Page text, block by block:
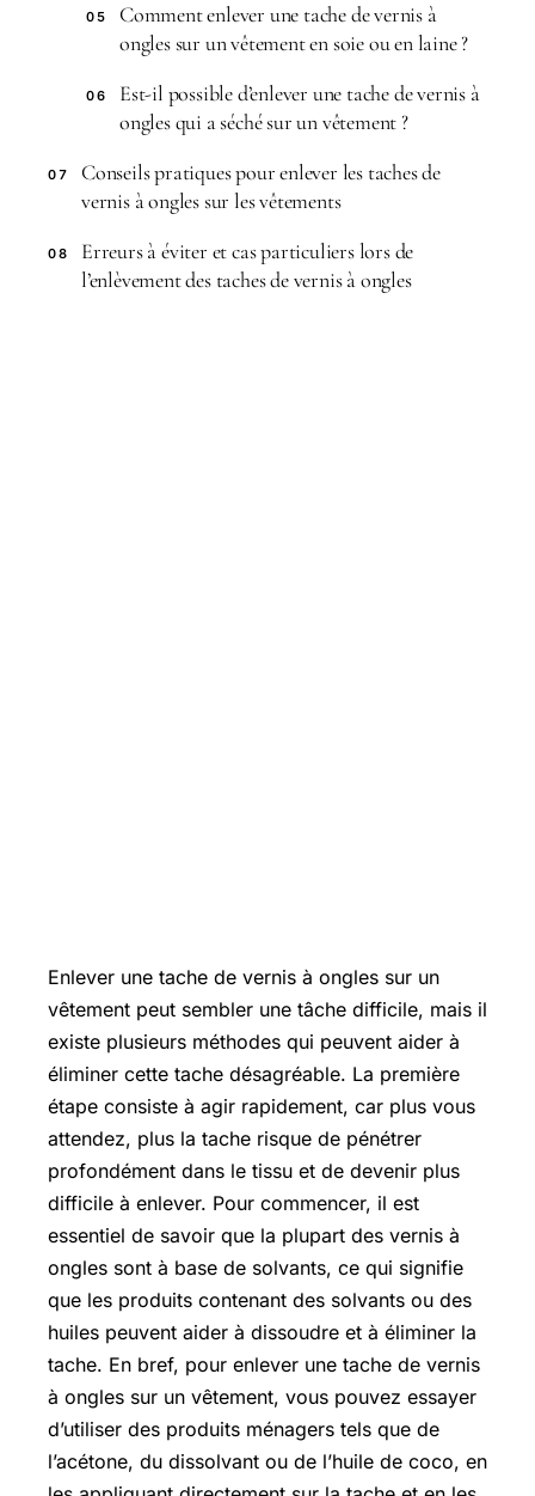
05
Comment enlever une tache de vernis à
ongles sur un vêtement en soie ou en laine ?
06
Est-il possible d’enlever une tache de vernis à
ongles qui a séché sur un vêtement ?
07
Conseils pratiques pour enlever les taches de
vernis à ongles sur les vêtements
08
Erreurs à éviter et cas particuliers lors de
l’enlèvement des taches de vernis à ongles
Enlever une tache de vernis à ongles sur un
vêtement peut sembler une tâche difficile, mais il
existe plusieurs méthodes qui peuvent aider à
éliminer cette tache désagréable. La première
étape consiste à agir rapidement, car plus vous
attendez, plus la tache risque de pénétrer
profondément dans le tissu et de devenir plus
difficile à enlever. Pour commencer, il est
essentiel de savoir que la plupart des vernis à
ongles sont à base de solvants, ce qui signifie
que les produits contenant des solvants ou des
huiles peuvent aider à dissoudre et à éliminer la
tache. En bref, pour enlever une tache de vernis
à ongles sur un vêtement, vous pouvez essayer
d’utiliser des produits ménagers tels que de
l’acétone, du dissolvant ou de l’huile de coco, en